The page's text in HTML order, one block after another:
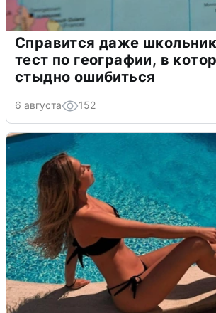
Справится даже
тест по географии, в
стыдно ошибиться
6 августа 152